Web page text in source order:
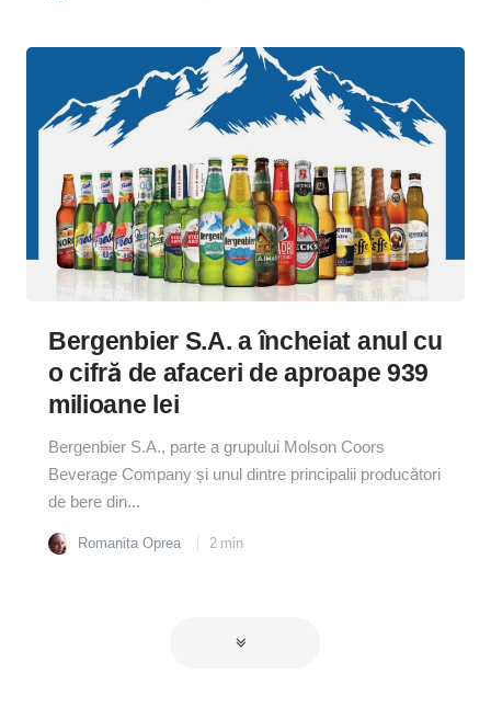
Bergenbier S.A. a încheiat anul cu
o cifră de afaceri de aproape 939
milioane lei
Bergenbier S.A., parte a grupului Molson Coors
Beverage Company și unul dintre principalii producători
de bere din...
Romanita Oprea 2 min